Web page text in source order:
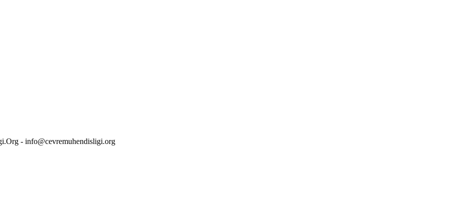
- info@cevremuhendisligi.org